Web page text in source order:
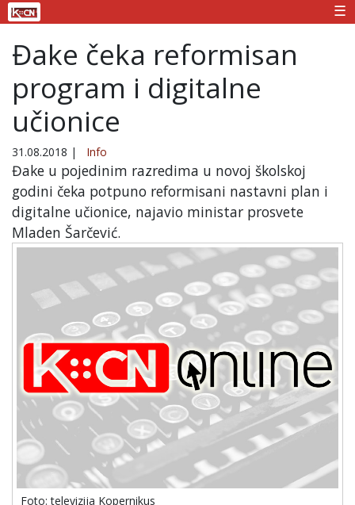
☰
Đake čeka reformisan
program i digitalne
učionice
31.08.2018 | Info
Đake u pojedinim razredima u novoj školskoj
godini čeka potpuno reformisani nastavni plan i
digitalne učionice, najavio ministar prosvete
Mladen Šarčević.
Foto: televizija Kopernikus